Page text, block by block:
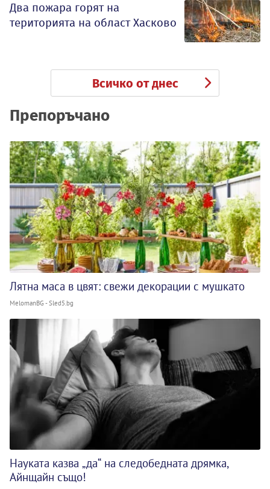
Два пожара горят на
територията на област Хасково
Всичко от днес
Препоръчано
Лятна маса в цвят: свежи декорации с мушкато
MelomanBG - Sled5.bg
Науката казва „да“ на следобедната дрямка,
Айнщайн също!